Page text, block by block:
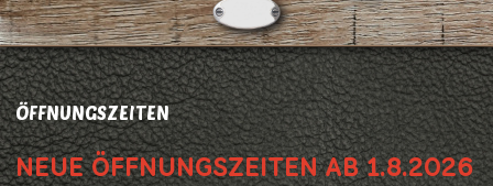
ÖFFNUNGSZEITEN
NEUE ÖFFNUNGSZEITEN AB 1.8.2026